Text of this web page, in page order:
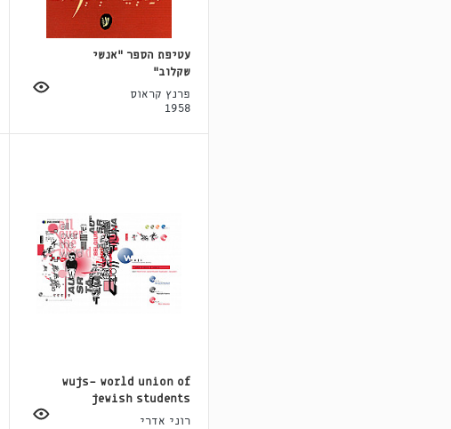
עטיפת הספר "אנשי
שקלוב"
פרנץ קראוס
1958
wujs- world union of
jewish students
רוני אדרי